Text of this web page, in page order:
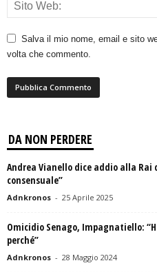
Salva il mio nome, email e sito
volta che commento.
DA NON PERDERE
Andrea Vianello dice addio alla Rai
consensuale”
Adnkronos - 25 Aprile 2025
Omicidio Senago, Impagnatiello:
perché”
Adnkronos - 28 Maggio 2024